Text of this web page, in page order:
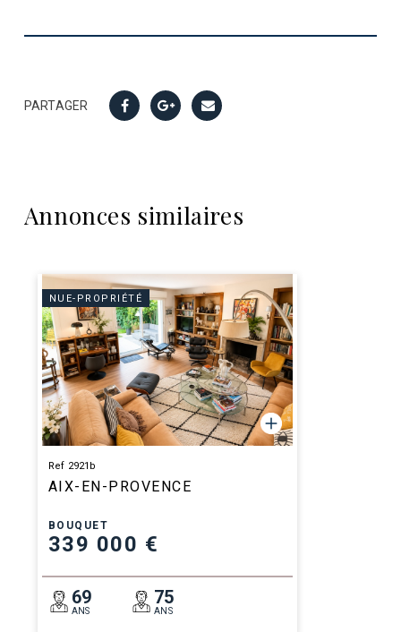
PARTAGER
Annonces similaires
NUE-PROPRIÉTÉ
Ref 2921b
AIX-EN-PROVENCE
BOUQUET
339 000 €
69
ANS
75
ANS